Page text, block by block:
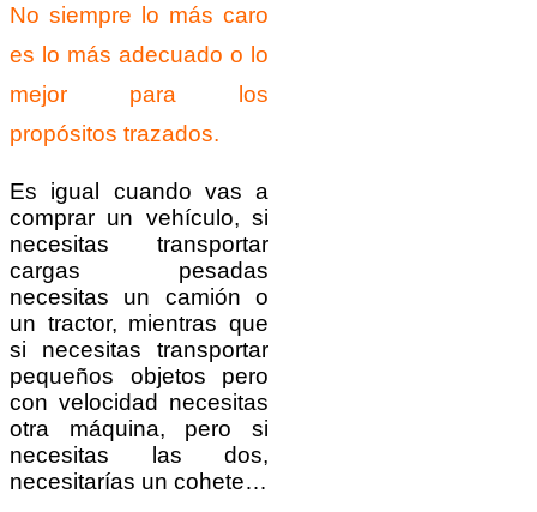
No siempre lo más caro
es lo más adecuado o lo
mejor para los
propósitos trazados.
Es igual cuando vas a
comprar un vehículo, si
necesitas transportar
cargas pesadas
necesitas un camión o
un tractor, mientras que
si necesitas transportar
pequeños objetos pero
con velocidad necesitas
otra máquina, pero si
necesitas las dos,
necesitarías un cohete…